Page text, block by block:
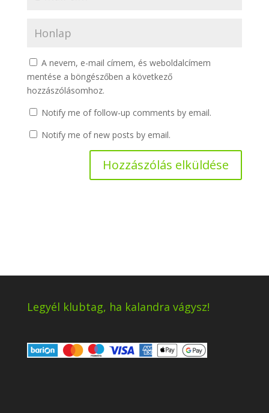
A nevem, e-mail címem, és weboldalcímem
mentése a böngészőben a következő
hozzászólásomhoz.
Notify me of follow-up comments by email.
Notify me of new posts by email.
Legyél klubtag, ha kalandra vágysz!